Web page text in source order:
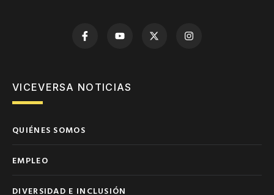
VICEVERSA NOTICIAS
QUIÉNES SOMOS
EMPLEO
DIVERSIDAD E INCLUSIÓN